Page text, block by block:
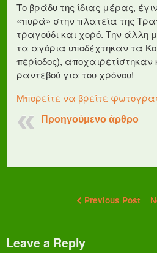
Το βράδυ της ίδιας μέρας,
«πυρά» στην πλατεία της
τραγούδι και χορό. Την άλλη
τα αγόρια υποδέχτηκαν τα
περίοδος),
ραντεβού για του χρόνου!
Μπορείτε να βρείτε
Προηγούμενο άρθρο
Previous Post
Leave a Reply